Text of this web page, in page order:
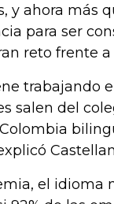
y ahora más
para ser
reto frente a
trabajando
salen del
el idioma